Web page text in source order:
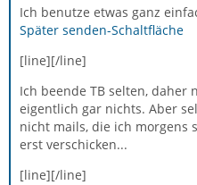
Ich benutze etwas ganz
Später senden-Schaltfläche
[line][/line]
Ich beende TB selten, daher
eigentlich gar nichts. Aber
nicht mails, die ich morgens
erst verschicken...
[line][/line]